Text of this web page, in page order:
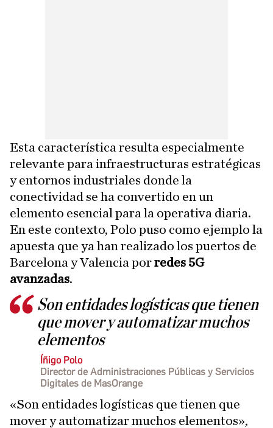
Esta característica resulta especialmente
relevante para infraestructuras estratégicas
y entornos industriales donde la
conectividad se ha convertido en un
elemento esencial para la operativa diaria.
En este contexto, Polo puso como ejemplo la
apuesta que ya han realizado los puertos de
Barcelona y Valencia porredes 5G
avanzadas.
Son entidades logísticas que tienen
que mover y automatizar muchos
elementos
Íñigo Polo
Director de Administraciones Públicas y Servicios
Digitales de MasOrange
«Son entidades logísticas que tienen que
mover y automatizar muchos elementos»,